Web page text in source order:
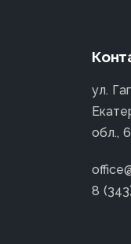
ул.
обл.,
8